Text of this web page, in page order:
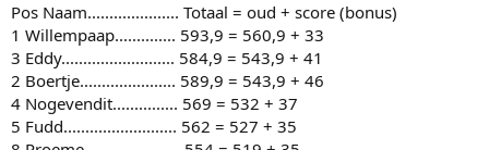
Pos Naam..................... Totaal = oud + score (bonus)
1 Willempaap.............. 593,9 = 560,9 + 33
3 Eddy.......................... 584,9 = 543,9 + 41
2 Boertje...................... 589,9 = 543,9 + 46
4 Nogevendit............... 569 = 532 + 37
5 Fudd.......................... 562 = 527 + 35